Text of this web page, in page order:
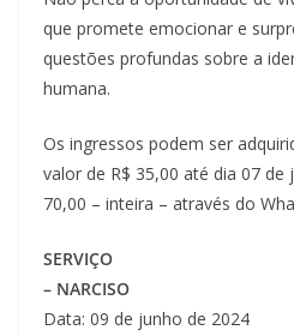
que promete emocionar e
questões profundas sobre a
humana.
Os ingressos podem ser
valor de R$ 35,00 até dia 07 de
70,00 – inteira – através do
SERVIÇO
– NARCISO
Data: 09 de junho de 2024